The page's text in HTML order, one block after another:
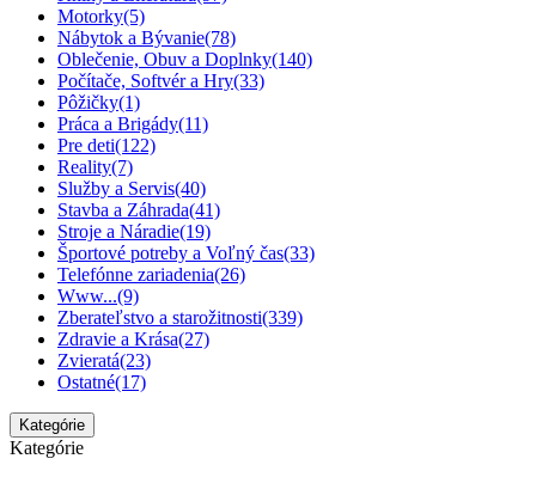
Motorky(5)
Nábytok a Bývanie(78)
Oblečenie, Obuv a Doplnky(140)
Počítače, Softvér a Hry(33)
Pôžičky(1)
Práca a Brigády(11)
Pre deti(122)
Reality(7)
Služby a Servis(40)
Stavba a Záhrada(41)
Stroje a Náradie(19)
Športové potreby a Voľný čas(33)
Telefónne zariadenia(26)
Www...(9)
Zberateľstvo a starožitnosti(339)
Zdravie a Krása(27)
Zvieratá(23)
Ostatné(17)
Kategórie
Kategórie